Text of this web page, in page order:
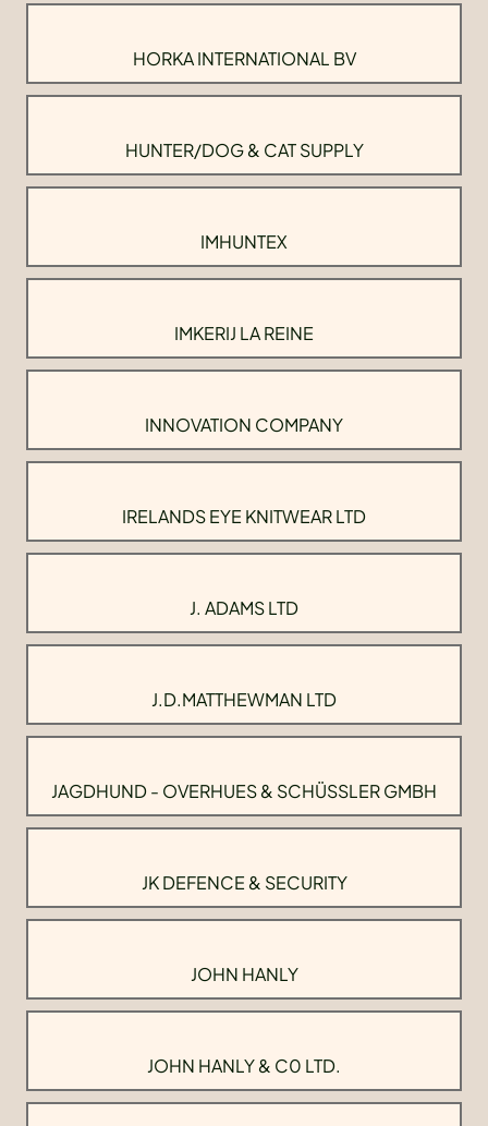
HORKA INTERNATIONAL BV
HUNTER/DOG & CAT SUPPLY
IMHUNTEX
IMKERIJ LA REINE
INNOVATION COMPANY
IRELANDS EYE KNITWEAR LTD
J. ADAMS LTD
J.D.MATTHEWMAN LTD
JAGDHUND - OVERHUES & SCHÜSSLER GMBH
JK DEFENCE & SECURITY
JOHN HANLY
JOHN HANLY & C0 LTD.